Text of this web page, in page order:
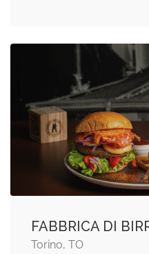
FABBRICA DI
Torino, TO